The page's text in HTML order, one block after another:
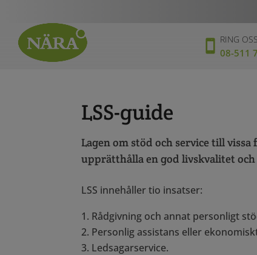
RING OSS
08-511
LSS-guide
Lagen om stöd och service till
upprätthålla en god livskvalitet
LSS innehåller tio insatser:
Rådgivning och annat personligt
Personlig assistans eller
Ledsagarservice.